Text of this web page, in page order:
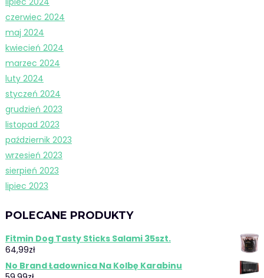
czerwiec 2024
maj 2024
kwiecień 2024
marzec 2024
luty 2024
styczeń 2024
grudzień 2023
listopad 2023
październik 2023
wrzesień 2023
sierpień 2023
lipiec 2023
POLECANE PRODUKTY
Fitmin Dog Tasty Sticks Salami 35szt.
64,99zł
No Brand Ładownica Na Kolbę Karabinu